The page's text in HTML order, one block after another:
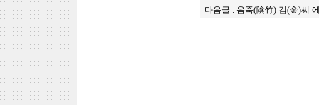
다음글 : 음죽(陰竹) 김(金)씨